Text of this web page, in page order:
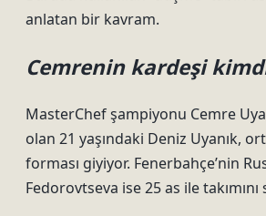
anlatan bir kavram.
Cemrenin kardeşi
MasterChef şampiyonu Cemre
olan 21 yaşındaki Deniz Uyanık,
forması giyiyor. Fenerbahçe’nin
Fedorovtseva ise 25 as ile takımını